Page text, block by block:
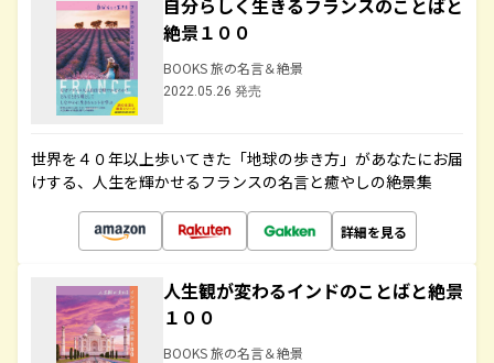
自分らしく生きるフランスのことばと
絶景１００
BOOKS 旅の名言＆絶景
2022.05.26 発売
世界を４０年以上歩いてきた「地球の歩き方」があなたにお届
けする、人生を輝かせるフランスの名言と癒やしの絶景集
詳細を見る
人生観が変わるインドのことばと絶景
１００
BOOKS 旅の名言＆絶景